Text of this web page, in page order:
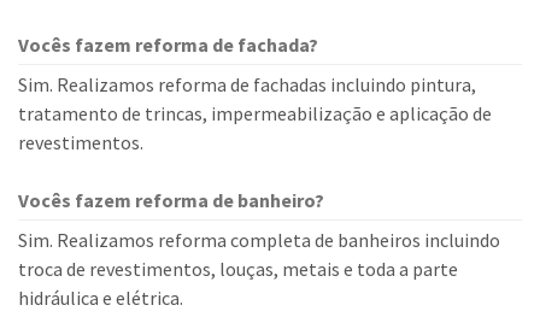
Vocês fazem reforma de fachada?
Sim. Realizamos reforma de fachadas incluindo pintura,
tratamento de trincas, impermeabilização e aplicação de
revestimentos.
Vocês fazem reforma de banheiro?
Sim. Realizamos reforma completa de banheiros incluindo
troca de revestimentos, louças, metais e toda a parte
hidráulica e elétrica.